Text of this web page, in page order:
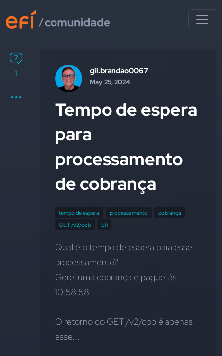
1 gil.brandao0067
May 25, 2024
Tempo de espera
para
processamento
de cobrança
tempo de espera processamento
cobrança
GET /v2/cob
Efí
Qual é o tempo de espera para esse
processamento?
Gerei uma cobrança e paguei ás
10:58:58
O retorno do GET /v2/cob é apenas
esse...